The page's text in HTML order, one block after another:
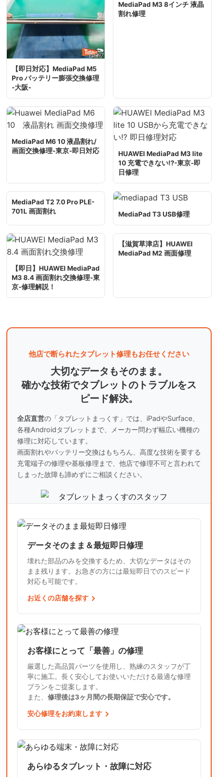
【即日対応】MediaPad M5
Pro バッテリー膨張交換修理
-大阪-
MediaPad M3 8インチ 液晶
割れ修理
MediaPad M6 10 液晶割れ/
画面交換修理-東京-即日対応
HUAWEI MediaPad M3 lite
10 充電できない⁉-東京-即
日修理
MediaPad T2 7.0 Pro PLE-
701L 画面割れ
MediaPad T3 USB修理
【即日】HUAWEI MediaPad
M3 8.4 画面割れ交換修理-東
京-修理解説！
【滋賀草津店】HUAWEI
MediaPad M2 画面修理
他店で断られたタブレット修理もお任せください
大切なデータもそのまま。
確かな技術でタブレットのトラブルをス
ピード解決。
全店直営の「タブレットまっくす」では、iPadやSurface、
各種Androidタブレットまで、
メーカー問わず幅広い機種の
修理に対応しています。
画面割れやバッテリー交換はもちろん、高度な技術を要する
充電端子の修理や基板修理まで、 他店で修理不可と言われて
しまった故障も諦めずにご相談ください。
データそのまま＆最短即日修理
壊れた部品のみを交換するため、大切なデータはその
まま残ります。お急ぎの方には最短即日でのスピード
対応も可能です。
お近くの店舗を探す
お客様にとって「最善」の修理
厳選した高品質パーツを使用し、熟練のスタッフが丁
寧に施工。長く安心してお使いいただける最適な修理
プランをご提案します。
また、 修理後は3ヶ月間の長期保証で安心です。
安心修理をお約束します
あらゆるタブレット・故障に対応